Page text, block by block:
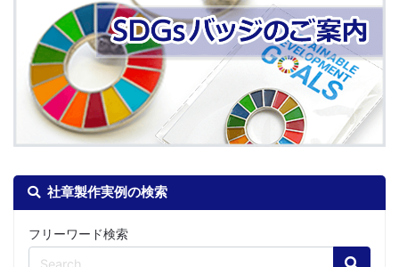
社章製作実例の検索
フリーワード検索
Search